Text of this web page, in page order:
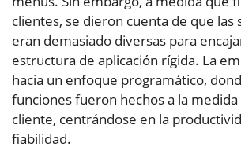
clientes, se dieron cuenta de que las
eran demasiado diversas para
estructura de aplicación rígida. La
hacia un enfoque programático,
funciones fueron hechos a la medida
cliente, centrándose en la
fiabilidad.